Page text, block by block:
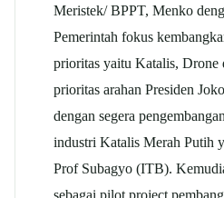
Meristek/ BPPT, Menko
Pemerintah fokus
prioritas yaitu Katalis, Drone
prioritas arahan Presiden
dengan segera
industri Katalis Merah Putih
Prof Subagyo (ITB).